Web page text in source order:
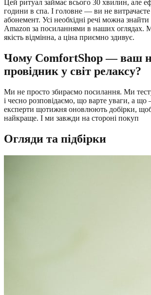
Цей ритуал займає всього 30 хвилин, але
години в спа. І головне — ви не
абонемент. Усі необхідні речі можна
Amazon за посиланнями в наших оглядах.
якість відмінна, а ціна приємно здивує.
Чому ComfortShop — ваш
провідник у світ релаксу?
Ми не просто збираємо посилання. Ми
і чесно розповідаємо, що варте уваги, а
експерти щотижня оновлюють добірки,
найкраще. І ми завжди на стороні покуп
Огляди та підбірки